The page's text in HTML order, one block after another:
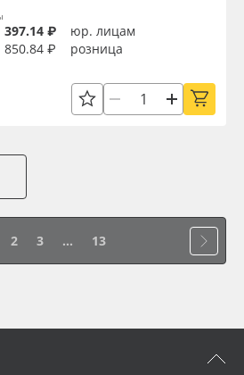
397.14 ₽
юр. лицам
850.84 ₽
розница
2 3 ... 13